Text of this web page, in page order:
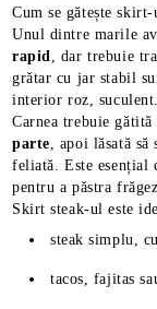
30%
Cum se gătește skirt-
Unul dintre marile
rapid, dar trebuie
grătar cu jar stabil
interior roz, suculent.
Carnea trebuie gătită
parte, apoi lăsată să
feliată. Este esențial
pentru a păstra
Skirt steak-ul este
steak simplu,
tacos, fajitas